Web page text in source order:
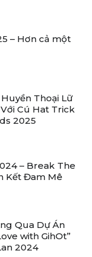
– Hơn cả một
Thoại Lữ
Cú Hat Trick
2025
– Break The
Kết Đam Mê
Qua Dự Án
with GihOt”
2024